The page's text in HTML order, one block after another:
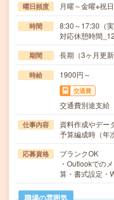
曜日頻度 月曜～金曜※祝
時間
8:30～17:30（
対応休憩時間
期間 長期（3ヶ月更新
時給 1900円～
交通費
交通費別途支給
仕事内容
資料作成やデー
予算編成時（年
応募資格
ブランクOK
・Outlookでの
算・書式設定・
職場の雰囲気